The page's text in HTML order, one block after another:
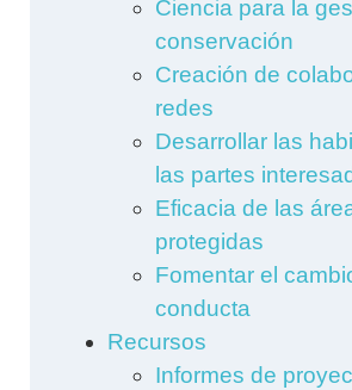
Ciencia para la
conservación
Creación de
redes
Desarrollar las
las partes
Eficacia de las
protegidas
Fomentar el
conducta
Recursos
Informes de